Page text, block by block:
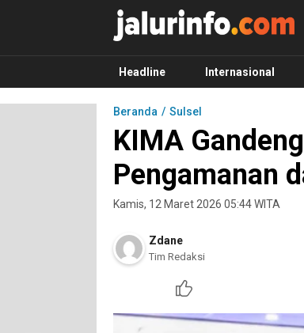
Info Terbaru, Berita Terkini Hari Ini,
Terkini, Akurat dan Terpercaya
Headline Internasional
Beranda Sulsel
KIMA
Pengamanan
Kamis, 12 Maret 2026 05:44 WITA
Zdane
Tim Redaksi